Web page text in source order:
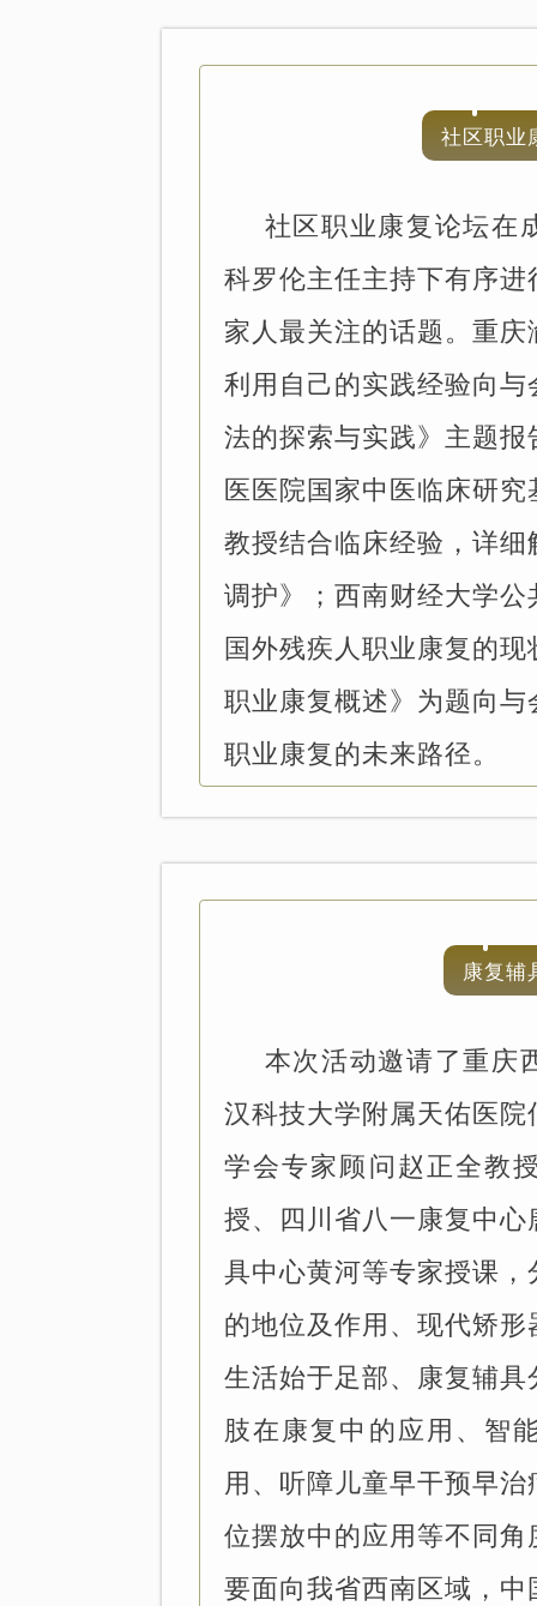
社区职业
社区职业康复论坛在
科罗伦主任主持下有序
家人最关注的话题。重
利用自己的实践经验向
法的探索与实践》主题
医医院国家中医临床研
教授结合临床经验，详
调护》；西南财经大学
国外残疾人职业康复的
职业康复概述》为题向
职业康复的未来路径。
康复辅
本次活动邀请了重庆
汉科技大学附属天佑医
学会专家顾问赵正全教
授、四川省八一康复中
具中心黄河等专家授课
的地位及作用、现代矫
生活始于足部、康复辅
肢在康复中的应用、智
用、听障儿童早干预早
位摆放中的应用等不同
要面向我省西南区域，